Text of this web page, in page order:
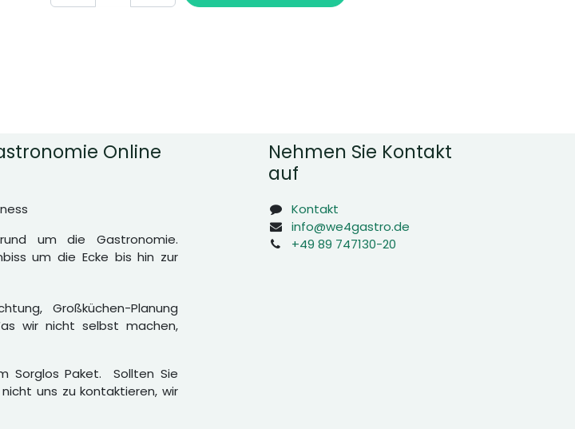
Online
um die Gastronomie.
um die Ecke bis hin zur
Großküchen-Planung
wir nicht selbst machen,
Sorglos Paket. Sollten Sie
uns zu kontaktieren, wir
Nehmen Sie Kontakt
auf
Kontakt
info@we4gastro.de
+49 89 747130-20